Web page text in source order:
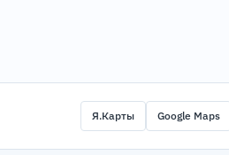
Я.Карты Google Maps